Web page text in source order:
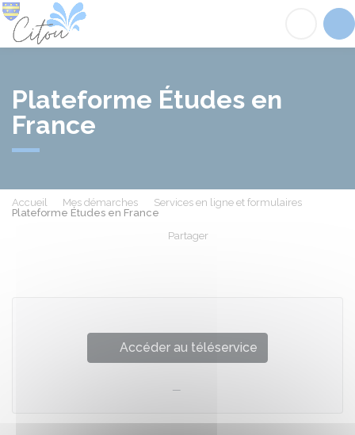
Plateforme Études en
France
Accueil Mes démarches
Services en ligne et formulaires
Plateforme Études en France
Partager
Accéder au téléservice